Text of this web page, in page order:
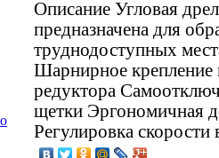
Описание Угловая
предназначена для
труднодоступных
Шарнирное крепление
редуктора
щетки Эргономичная
Регулировка скорости